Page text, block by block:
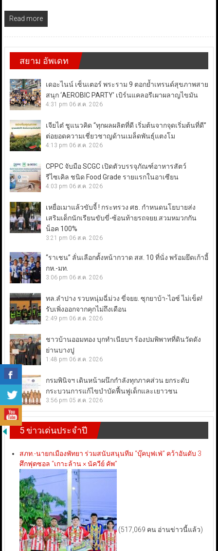
Read more
สยาม อัพเดท
เดอะไนน์ เซ็นเตอร์ พระราม 9 ตอกย้ำเทรนด์สุขภาพสาย
สนุก ‘AEROBIC PARTY’ เบิร์นแคลอรีเผาผลาญไขมัน
4:31 pm 06 ส.ค. 2026
เจียไต๋ ชูแนวคิด “ทุกผลผลิตที่ดี เริ่มต้นจากจุดเริ่มต้นที่ดี”
ต่อยอดความเชี่ยวชาญด้านเมล็ดพันธุ์แตงโม
4:13 pm 06 ส.ค. 2026
CPPC จับมือ SCGC เปิดตัวบรรจุภัณฑ์อาหารสัตว์
รีไซเคิล ชนิด Food Grade รายแรกในอาเซียน
4:03 pm 06 ส.ค. 2026
เหยื่อเมาแล้วขับจี้ ! กระทรวง ศธ. กำหนดนโยบายส่ง
เสริมเด็กนักเรียนขับขี่-ซ้อนท้ายรถจยย.สวมหมวกกัน
น็อค 100%
3:21 pm 06 ส.ค. 2026
“ราเชน” ลั่นเลือกตั้งหน้ากวาด สส. 10 ที่นั่ง พร้อมยึดเก้าอี้
กห.-มท.
3:06 pm 06 ส.ค. 2026
ทล.ลำปาง รวบหนุ่มฉี่ม่วง ขี่จยย. ซุกยาบ้า-ไอซ์ ไม่เข็ด!
รับเพิ่งออกจากคุกไม่ถึงเดือน
2:49 pm 06 ส.ค. 2026
ชาวบ้านออมทอง บุกทำเนียบฯ ร้องปมพิพาทที่ดินวัดดัง
ย่านบางปู
1:48 pm 06 ส.ค. 2026
กรมพินิจฯ เดินหน้าผนึกกำลังทุกภาคส่วน ยกระดับ
กระบวนการแก้ไขบำบัดฟื้นฟูเด็กและเยาวชน
3:56 pm 05 ส.ค. 2026
5 ข่าวเด่นประจำปี
สภท.-นายกเมืองพัทยา ร่วมสนับสนุนทีม “บุ๊คบุฟเฟ่” คว้าอันดับ 3
ศึกฟุตซอล “เกาะล้าน × นัควีย์ คัพ”
(517,069 คน อ่านข่าวนี้แล้ว)